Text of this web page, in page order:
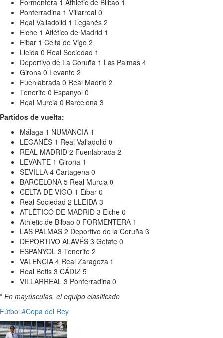
Formentera 1 Athletic de Bilbao 1
Ponferradina 1 Villarreal 0
Real Valladolid 1 Leganés 2
Elche 1 Atlético de Madrid 1
Eibar 1 Celta de Vigo 2
Lleida 0 Real Sociedad 1
Deportivo de La Coruña 1 Las Palmas 4
Girona 0 Levante 2
Fuenlabrada 0 Real Madrid 2
Tenerife 0 Espanyol 0
Real Murcia 0 Barcelona 3
Partidos de vuelta:
Málaga 1 NUMANCIA 1
LEGANÉS 1 Real Valladolid 0
REAL MADRID 2 Fuenlabrada 2
LEVANTE 1 Girona 1
SEVILLA 4 Cartagena 0
BARCELONA 5 Real Murcia 0
CELTA DE VIGO 1 Eibar 0
Real Sociedad 2 LLEIDA 3
ATLÉTICO DE MADRID 3 Elche 0
Athletic de Bilbao 0 FORMENTERA 1
LAS PALMAS 2 Deportivo de la Coruña 3
DEPORTIVO ALAVÉS 3 Getafe 0
ESPANYOL 3 Tenerife 2
VALENCIA 4 Real Zaragoza 1
Real Betis 3 CÁDIZ 5
VILLARREAL 3 Ponferradina 0
* En mayúsculas, el equipo clasificado
Fútbol #Copa del Rey